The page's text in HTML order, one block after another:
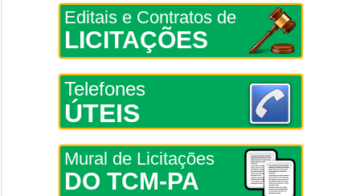
Editais e Contratos de
LICITAÇÕES
Telefones
ÚTEIS
Mural de Licitações
DO TCM-PA